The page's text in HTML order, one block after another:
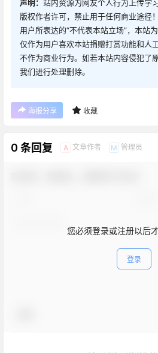
声明： 站内资源为网友个人行为上传学
版权作者许可，禁止用于任何商业途径
用户所表达的“不代表本站立场”，本站
仅作为用户喜欢本站捐赠打赏功能和人
不作为商业行为。如若本站内容侵犯了
我们进行处理删除。
海报分享 收藏
0 条回复 A 文章作者 M 管理员
您必须登录或注册以后
登录